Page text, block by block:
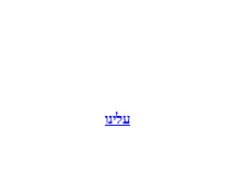
עלינו